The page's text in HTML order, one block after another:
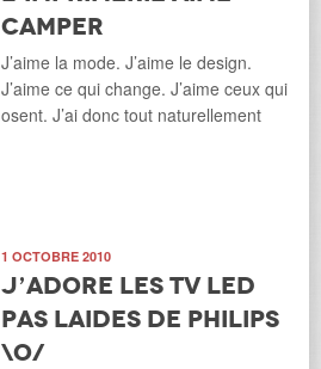
Camper
J’aime la mode. J’aime le design.
J’aime ce qui change. J’aime ceux qui
osent. J’ai donc tout naturellement
1 OCTOBRE 2010
J’adore les TV Led
pas laides de Philips
\o/